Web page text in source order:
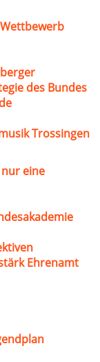
des Bundes
Trossingen
eine
Ehrenamt